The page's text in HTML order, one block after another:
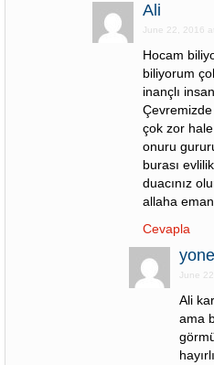
Ali
June 22, 2016
Hocam
biliyorum
inançlı
çok zor
onuru
burası
duacınız
allaha
Cevapla
June
Ali
ama